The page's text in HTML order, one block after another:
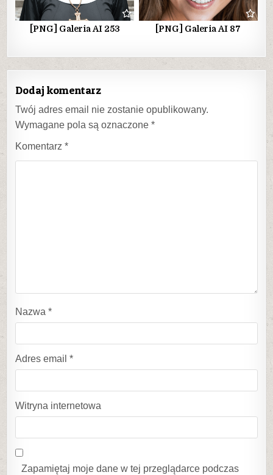
[PNG] Galeria AI 253 [PNG] Galeria AI 87
Dodaj komentarz
Twój adres email nie zostanie opublikowany.
Wymagane pola są oznaczone*
Komentarz*
Nazwa*
Adres email*
Witryna internetowa
Zapamiętaj moje dane w tej przeglądarce podczas